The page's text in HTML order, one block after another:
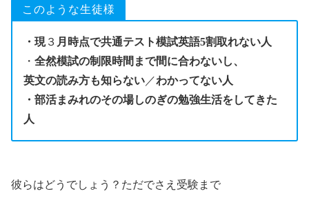
このような生徒様
・現３ 月時点で共通テスト模試英語5割取れない人
・ 全然模試の制限時間まで間に合わないし、
英文の読み方も知らない ／わかってない人
・部活まみれのその場しのぎの勉強生活をしてきた
人
彼らはどうでしょう？ただでさえ受験まで